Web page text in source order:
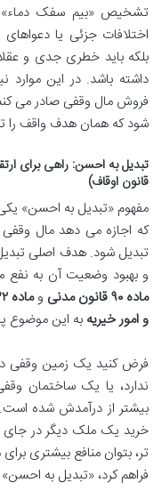
تشخیص «بیم سفک دماء»
اختلافات جزئی یا
بلکه باید خطری جدی و
داشته باشد. در این موارد
فروش مال وقفی صادر می
شود که همان هدف واقف را
قانون اوقاف)
مفهوم «تبدیل به احسن»
که اجازه می دهد مال وقفی
تبدیل شود. هدف اصلی
و بهبود وضعیت آن به نفع
ماده ۹۰ قانون مدنی
و
و امور خیریه به این موضوع
فرض کنید یک زمین وقفی در
ندارد، یا یک ساختمان
بیشتر از درآمدش شده
خرید یک ملک دیگر در جای
تر، بتوان منافع بیشتری
فراهم کرد، «تبدیل به